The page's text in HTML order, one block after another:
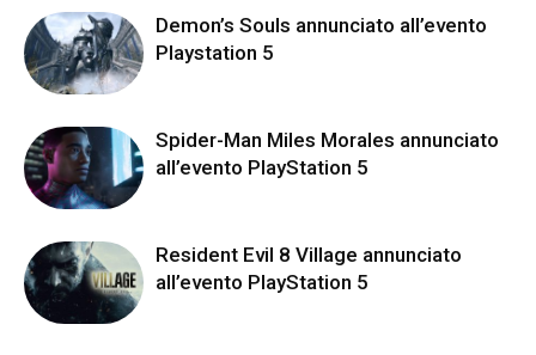
Demon’s Souls annunciato all’evento
Playstation 5
Spider-Man Miles Morales annunciato
all’evento PlayStation 5
Resident Evil 8 Village annunciato
all’evento PlayStation 5